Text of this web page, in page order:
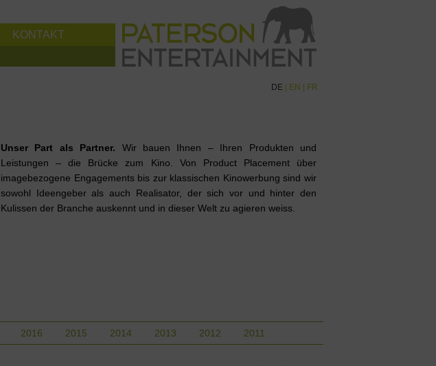
KONTAKT
DE EN FR
2016 2015 2014 2013 2012 2011
Unser Part als Partner. Wir bauen Ihnen – Ihren Produkten und
Leistungen – die Brücke zum Kino. Von Product Placement über
imagebezogene Engagements bis zur klassischen Kinowerbung sind wir
sowohl Ideengeber als auch Realisator, der sich vor und hinter den
Kulissen der Branche auskennt und in dieser Welt zu agieren weiss.